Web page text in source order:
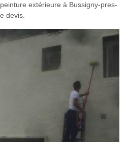
extérieure à Bussigny-pres-
devis.